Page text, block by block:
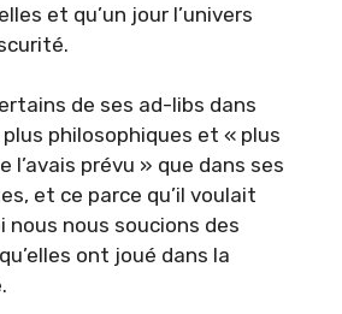
et qu’un jour l’univers
de ses ad-libs dans
philosophiques et « plus
l’avais prévu » que dans ses
et ce parce qu’il voulait
nous nous soucions des
ont joué dans la